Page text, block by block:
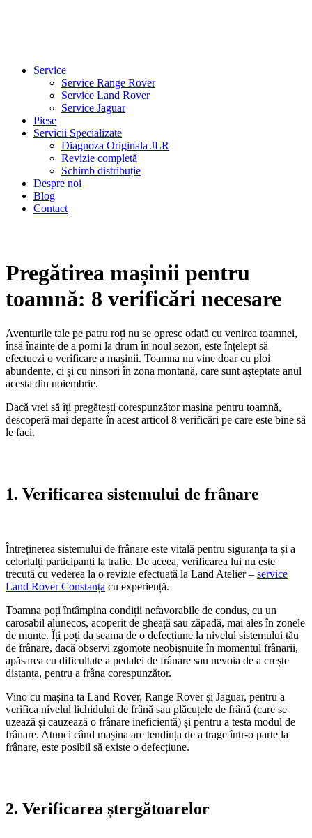
Service
Service Range Rover
Service Land Rover
Service Jaguar
Piese
Servicii Specializate
Diagnoza Originala JLR
Revizie completă
Schimb distribuție
Despre noi
Blog
Contact
Pregătirea mașinii pentru
toamnă: 8 verificări necesare
Aventurile tale pe patru roți nu se opresc odată cu venirea toamnei,
însă înainte de a porni la drum în noul sezon, este înțelept să
efectuezi o verificare a mașinii. Toamna nu vine doar cu ploi
abundente, ci și cu ninsori în zona montană, care sunt așteptate anul
acesta din noiembrie.
Dacă vrei să îți pregătești corespunzător mașina pentru toamnă,
descoperă mai departe în acest articol 8 verificări pe care este bine să
le faci.
1. Verificarea sistemului de frânare
Întreținerea sistemului de frânare este vitală pentru siguranța ta și a
celorlalți participanți la trafic. De aceea, verificarea lui nu este
trecută cu vederea la o revizie efectuată la Land Atelier – service
Land Rover Constanța cu experiență.
Toamna poți întâmpina condiții nefavorabile de condus, cu un
carosabil alunecos, acoperit de gheață sau zăpadă, mai ales în zonele
de munte. Îți poți da seama de o defecțiune la nivelul sistemului tău
de frânare, dacă observi zgomote neobișnuite în momentul frânarii,
apăsarea cu dificultate a pedalei de frânare sau nevoia de a crește
distanța, pentru a frâna corespunzător.
Vino cu mașina ta Land Rover, Range Rover și Jaguar, pentru a
verifica nivelul lichidului de frână sau plăcuțele de frână (care se
uzează și cauzează o frânare ineficientă) și pentru a testa modul de
frânare. Atunci când mașina are tendința de a trage într-o parte la
frânare, este posibil să existe o defecțiune.
2. Verificarea ștergătoarelor